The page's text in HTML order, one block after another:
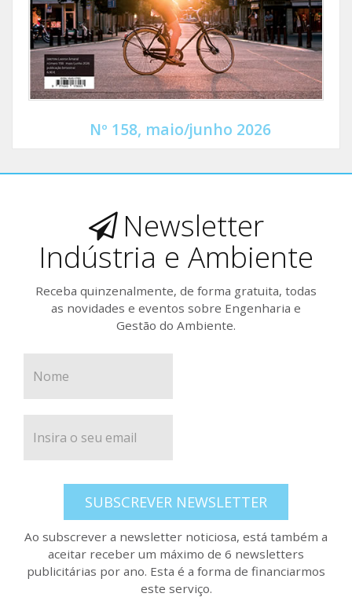
Nº 158, maio/junho 2026
Newsletter
Indústria e Ambiente
Receba quinzenalmente, de forma gratuita, todas
as novidades e eventos sobre Engenharia e
Gestão do Ambiente.
SUBSCREVER NEWSLETTER
Ao subscrever a newsletter noticiosa, está também a
aceitar receber um máximo de 6 newsletters
publicitárias por ano. Esta é a forma de financiarmos
este serviço.